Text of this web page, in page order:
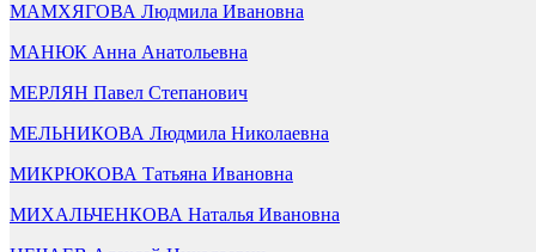
МАМХЯГОВА Людмила Ивановна
МАНЮК Анна Анатольевна
МЕРЛЯН Павел Степанович
МЕЛЬНИКОВА Людмила Николаевна
МИКРЮКОВА Татьяна Ивановна
МИХАЛЬЧЕНКОВА Наталья Ивановна